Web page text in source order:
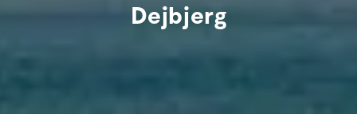
Dejbjerg